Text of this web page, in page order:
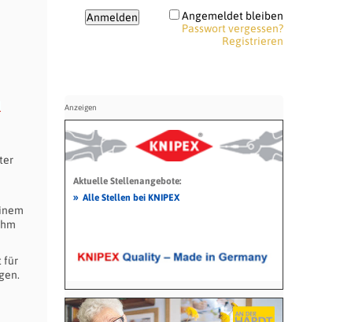
für
Angemeldet bleiben
Passwort vergessen?
Registrieren
Aktuelle Stellenangebote:
» Alle Stellen bei KNIPEX